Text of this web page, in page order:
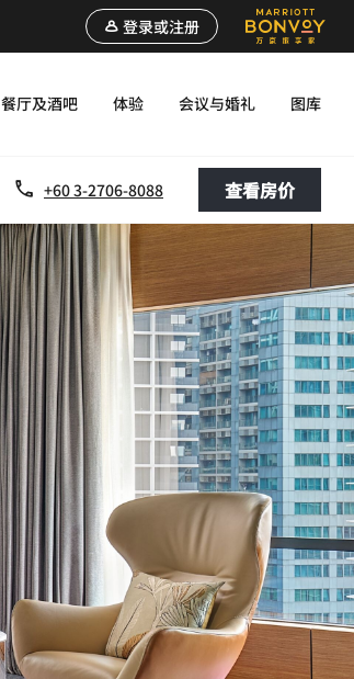
登录或注册
餐厅及酒吧 体验 会议与婚礼 图库
+60 3-2706-8088 查看房价